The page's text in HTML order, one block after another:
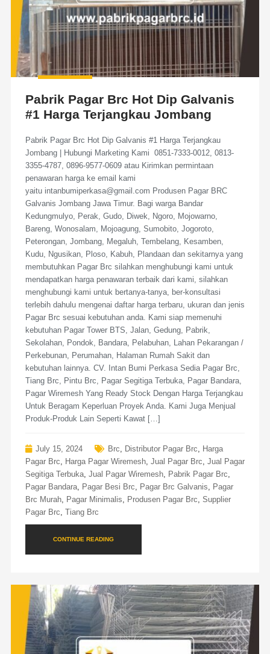
Pabrik Pagar Brc Hot Dip Galvanis
#1 Harga Terjangkau Jombang
Pabrik Pagar Brc Hot Dip Galvanis #1 Harga Terjangkau
Jombang | Hubungi Marketing Kami 0851-7333-0012, 0813-
3355-4787, 0896-9577-0609 atau Kirimkan permintaan
penawaran harga ke email kami
yaitu intanbumiperkasa@gmail.com Produsen Pagar BRC
Galvanis Jombang Jawa Timur. Bagi warga Bandar
Kedungmulyo, Perak, Gudo, Diwek, Ngoro, Mojowarno,
Bareng, Wonosalam, Mojoagung, Sumobito, Jogoroto,
Peterongan, Jombang, Megaluh, Tembelang, Kesamben,
Kudu, Ngusikan, Ploso, Kabuh, Plandaan dan sekitarnya yang
membutuhkan Pagar Brc silahkan menghubungi kami untuk
mendapatkan harga penawaran terbaik dari kami, silahkan
menghubungi kami untuk bertanya-tanya, ber-konsultasi
terlebih dahulu mengenai daftar harga terbaru, ukuran dan jenis
Pagar Brc sesuai kebutuhan anda. Kami siap memenuhi
kebutuhan Pagar Tower BTS, Jalan, Gedung, Pabrik,
Sekolahan, Pondok, Bandara, Pelabuhan, Lahan Pekarangan /
Perkebunan, Perumahan, Halaman Rumah Sakit dan
kebutuhan lainnya. CV. Intan Bumi Perkasa Sedia Pagar Brc,
Tiang Brc, Pintu Brc, Pagar Segitiga Terbuka, Pagar Bandara,
Pagar Wiremesh Yang Ready Stock Dengan Harga Terjangkau
Untuk Beragam Keperluan Proyek Anda. Kami Juga Menjual
Produk-Produk Lain Seperti Kawat […]
July 15, 2024 Brc Distributor Pagar Brc
Harga
Pagar Brc
Harga Pagar Wiremesh, Jual Pagar Brc Jual Pagar
Segitiga Terbuka, Jual Pagar Wiremesh, Pabrik Pagar Brc
Pagar Bandara, Pagar Besi Brc Pagar Brc Galvanis
Pagar
Brc Murah, Pagar Minimalis Produsen Pagar Brc Supplier
Pagar Brc Tiang Brc
CONTINUE READING